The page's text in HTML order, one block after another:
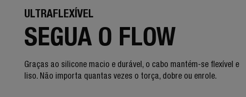
ULTRAFLEXÍVEL
SEGUA O FLOW
Graças ao silicone macio e durável, o cabo mantém-se flexível e
liso. Não importa quantas vezes o torça, dobre ou enrole.